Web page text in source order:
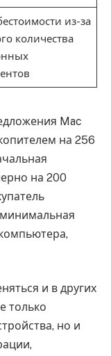
из-за
количества
Mac
на 256
на 200
и в других
только
но и